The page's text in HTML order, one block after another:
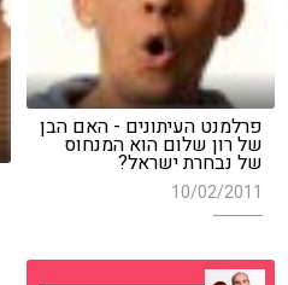
פרלמנט העיתונים - האם הבן
של רון שלום הוא המנחוס
של נבחרת ישראל?
10/02/2011